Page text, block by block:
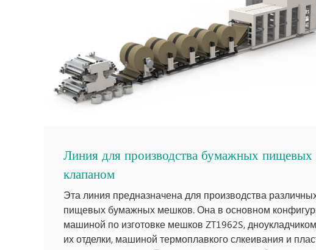
Линия для производства бумажных
клапаном
Эта линия предназначена для производства
пищевых бумажных мешков. Она в основном
машиной по изготовке мешков ZT1962S,
их отделки, машиной термоплавкого слкеивания и